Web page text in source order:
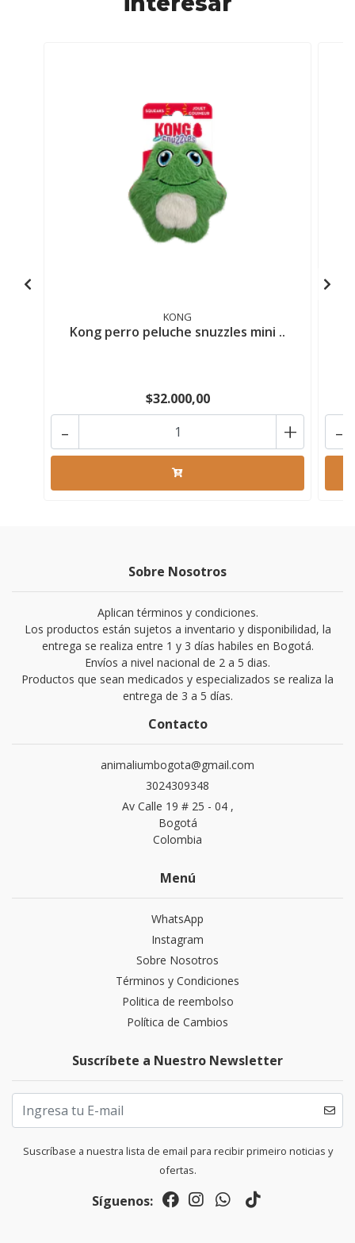
KONG
Kong perro peluche snuzzles mini ..
$32.000,00
- + -
Sobre Nosotros
Aplican términos y condiciones.
Los productos están sujetos a inventario y disponibilidad, la
entrega se realiza entre 1 y 3 días habiles en Bogotá.
Envíos a nivel nacional de 2 a 5 dias.
Productos que sean medicados y especializados se realiza la
entrega de 3 a 5 días.
Contacto
animaliumbogota@gmail.com
3024309348
Av Calle 19 # 25 - 04 ,
Bogotá
Colombia
Menú
WhatsApp
Instagram
Sobre Nosotros
Términos y Condiciones
Politica de reembolso
Política de Cambios
Suscríbete a Nuestro Newsletter
Suscríbase a nuestra lista de email para recibir primeiro noticias y
ofertas.
Síguenos: